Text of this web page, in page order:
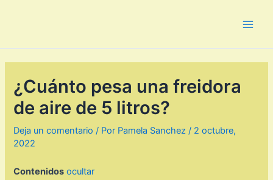
¿Cuánto pesa una freidora
de aire de 5 litros?
Deja un comentario / Por Pamela Sanchez/ 2 octubre,
2022
Contenidos ocultar